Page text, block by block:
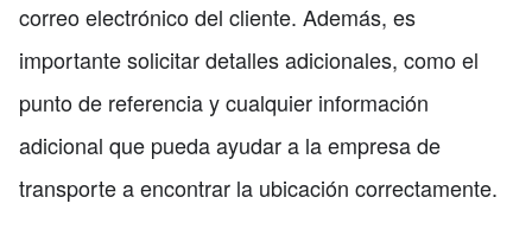
correo electrónico del cliente. Además, es
importante solicitar detalles adicionales, como el
punto de referencia y cualquier información
adicional que pueda ayudar a la empresa de
transporte a encontrar la ubicación correctamente.